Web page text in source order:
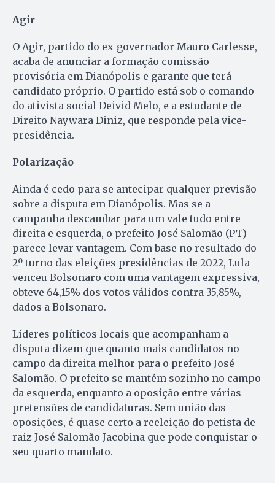
Agir
O Agir, partido do ex-governador Mauro Carlesse,
acaba de anunciar a formação comissão
provisória em Dianópolis e garante que terá
candidato próprio. O partido está sob o comando
do ativista social Deivid Melo, e a estudante de
Direito Naywara Diniz, que responde pela vice-
presidência.
Polarização
Ainda é cedo para se antecipar qualquer previsão
sobre a disputa em Dianópolis. Mas se a
campanha descambar para um vale tudo entre
direita e esquerda, o prefeito José Salomão (PT)
parece levar vantagem. Com base no resultado do
2º turno das eleições presidências de 2022, Lula
venceu Bolsonaro com uma vantagem expressiva,
obteve 64,15% dos votos válidos contra 35,85%,
dados a Bolsonaro.
Líderes políticos locais que acompanham a
disputa dizem que quanto mais candidatos no
campo da direita melhor para o prefeito José
Salomão. O prefeito se mantém sozinho no campo
da esquerda, enquanto a oposição entre várias
pretensões de candidaturas. Sem união das
oposições, é quase certo a reeleição do petista de
raiz José Salomão Jacobina que pode conquistar o
seu quarto mandato.